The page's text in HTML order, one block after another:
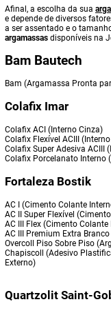
Afinal, a escolha da sua
e depende de diversos
a ser assentado e o
argamassas disponíveis na
Bam Bautech
Bam (Argamassa Pronta
Colafix Imar
Colafix ACI (Interno Cinza)
Colafix Flexível ACIII
Colafix Super Adesiva ACIII
Colafix Porcelanato Interno
Fortaleza Bostik
AC I (Cimento Colante
AC II Super Flexível
AC III Flex (Cimento
AC III Premium Extra
Overcoll Piso Sobre Piso
Chapiscoll (Adesivo
Externo)
Quartzolit Saint-